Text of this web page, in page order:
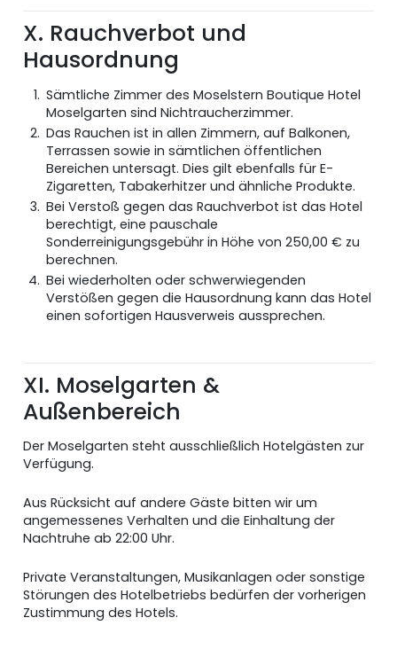
X. Rauchverbot und
Hausordnung
Sämtliche Zimmer des Moselstern Boutique Hotel
Moselgarten sind Nichtraucherzimmer.
Das Rauchen ist in allen Zimmern, auf Balkonen,
Terrassen sowie in sämtlichen öffentlichen
Bereichen untersagt. Dies gilt ebenfalls für E-
Zigaretten, Tabakerhitzer und ähnliche Produkte.
Bei Verstoß gegen das Rauchverbot ist das Hotel
berechtigt, eine pauschale
Sonderreinigungsgebühr in Höhe von 250,00 € zu
berechnen.
Bei wiederholten oder schwerwiegenden
Verstößen gegen die Hausordnung kann das Hotel
einen sofortigen Hausverweis aussprechen.
XI. Moselgarten &
Außenbereich
Der Moselgarten steht ausschließlich Hotelgästen zur
Verfügung.
Aus Rücksicht auf andere Gäste bitten wir um
angemessenes Verhalten und die Einhaltung der
Nachtruhe ab 22:00 Uhr.
Private Veranstaltungen, Musikanlagen oder sonstige
Störungen des Hotelbetriebs bedürfen der vorherigen
Zustimmung des Hotels.